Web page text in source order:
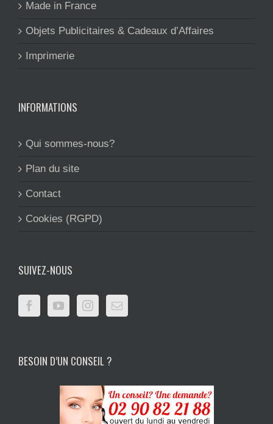
Made in France
Objets Publicitaires & Cadeaux d’Affaires
Imprimerie
INFORMATIONS
Qui sommes-nous?
Plan du site
Contact
Cookies (RGPD)
SUIVEZ-NOUS
BESOIN D’UN CONSEIL ?